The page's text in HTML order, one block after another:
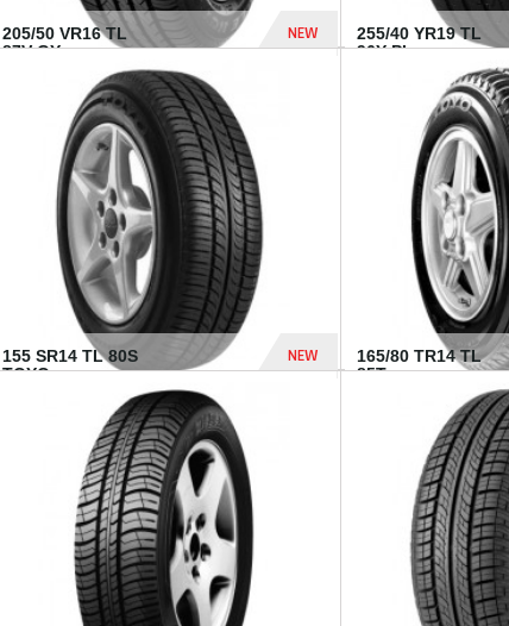
205/50 VR16 TL
87V GY...
NEW
255/40 YR19 TL
96Y PI...
155 SR14 TL 80S
TOYO...
NEW
165/80 TR14 TL
85T...